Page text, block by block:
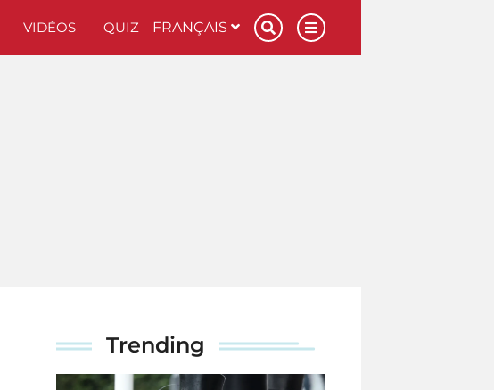
VIDÉOS QUIZ FRANÇAIS
Trending